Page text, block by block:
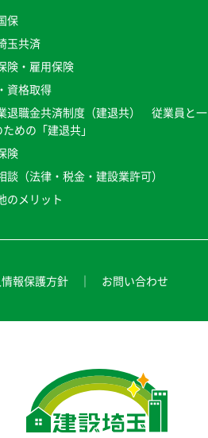
保
玉共済
険・雇用保険
資格取得
退職金共済制度（建退共） 従業員と一
めの「建退共」
険
談（法律・税金・建設業許可）
のメリット
報保護方針 お問い合わせ